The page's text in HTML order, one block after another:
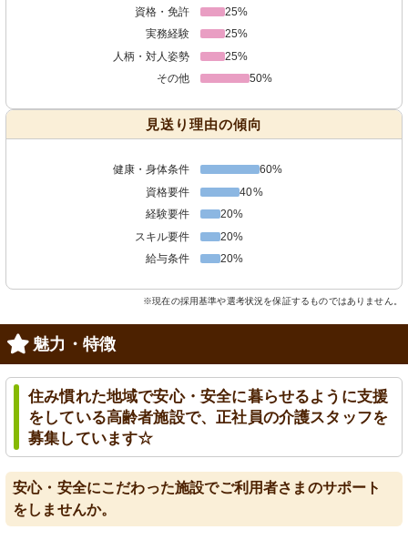
資格・免許
25%
実務経験
25%
人柄・対人姿勢
25%
その他
50%
見送り理由の傾向
健康・身体条件
60%
資格要件
40%
経験要件
20%
スキル要件
20%
給与条件
20%
※現在の採用基準や選考状況を保証するものではありません。
魅力・特徴
住み慣れた地域で安心・安全に暮らせるように支援
をしている高齢者施設で、正社員の介護スタッフを
募集しています☆
安心・安全にこだわった施設でご利用者さまのサポート
をしませんか。